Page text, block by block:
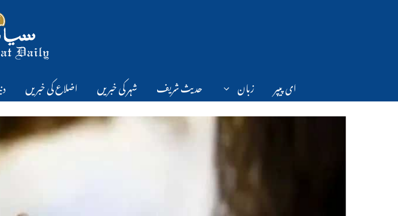
ای پیپر زبان حدیث شریف شہر کی خبریں اضلاع کی خبریں